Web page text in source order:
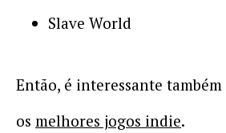
Slave World
Então, é interessante
os melhores jogos indie.